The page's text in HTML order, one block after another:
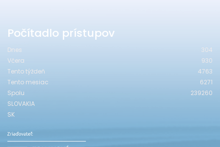
Počítadlo prístupov
Dnes
304
Včera
930
Tento týždeň
4763
Tento mesiac
6271
Spolu
239260
SLOVAKIA
SK